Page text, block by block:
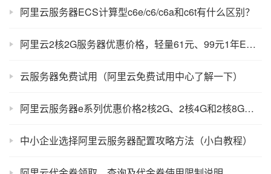
阿里云服务器ECS计算型c6e/c6/c6a和c6t有什么区别？
阿里云2核2G服务器优惠价格，轻量61元、99元1年ECS配置对比
云服务器免费试用（阿里云免费试用中心了解一下）
阿里云服务器e系列优惠价格2核2G、2核4G和2核8G配置报价
中小企业选择阿里云服务器配置攻略方法（小白教程）